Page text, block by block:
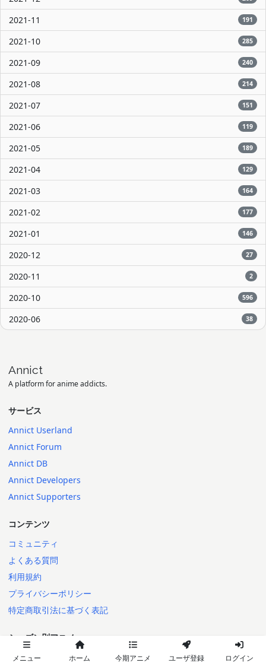
2021-11 191
2021-10 285
2021-09 240
2021-08 214
2021-07 151
2021-06 119
2021-05 189
2021-04 129
2021-03 164
2021-02 177
2021-01 146
2020-12 27
2020-11 2
2020-10 596
2020-06 38
Annict
A platform for anime addicts.
サービス
Annict Userland
Annict Forum
Annict DB
Annict Developers
Annict Supporters
コンテンツ
コミュニティ
よくある質問
利用規約
プライバシーポリシー
特定商取引法に基づく表記
シーズン別アニメ
2026年秋
メニュー ホーム 今期アニメ ユーザ登録 ログイン